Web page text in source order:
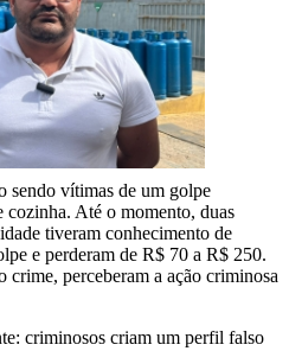
sendo vítimas de um golpe
cozinha. Até o momento, duas
tiveram conhecimento de
e perderam de R$ 70 a R$ 250.
crime, perceberam a ação criminosa
criminosos criam um perfil falso